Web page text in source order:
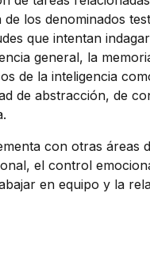
los denominados
que intentan
general, la
de la inteligencia
de abstracción, de
con otras áreas
el control
en equipo y la